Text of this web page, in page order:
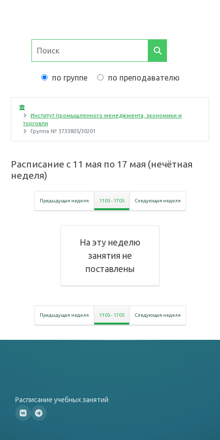
по группе по преподавателю
Институт промышленного менеджмента, экономики и
торговли
Группа № 3733805/30201
Расписание с 11 мая по 17 мая (нечётная
неделя)
Предыдущая неделя 11 05- 17 05 Следующая неделя
На эту неделю
занятия не
поставлены
Предыдущая неделя 11 05- 17 05 Следующая неделя
Расписание учебных занятий